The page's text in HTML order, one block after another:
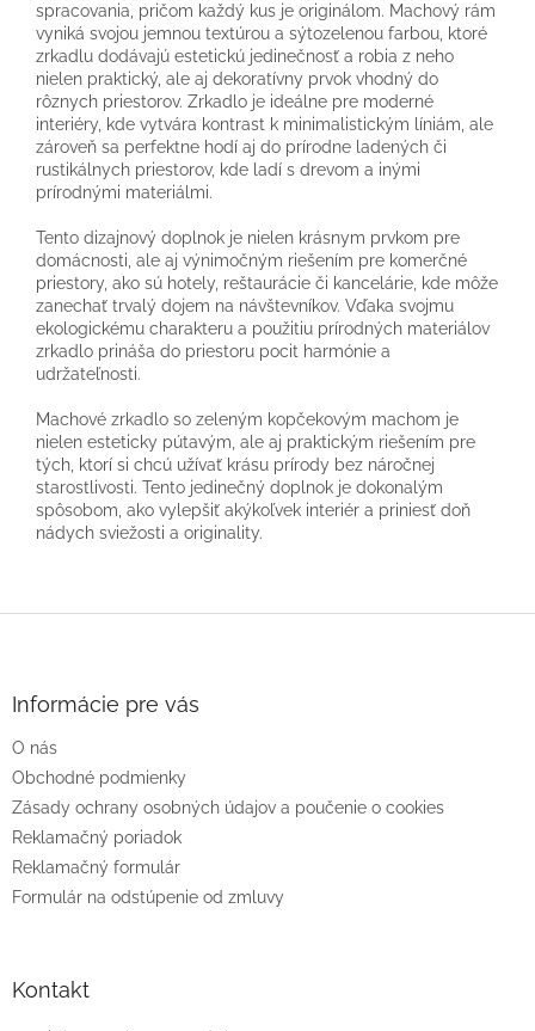
spracovania, pričom každý kus je originálom. Machový rám
vyniká svojou jemnou textúrou a sýtozelenou farbou, ktoré
zrkadlu dodávajú estetickú jedinečnosť a robia z neho
nielen praktický, ale aj dekoratívny prvok vhodný do
rôznych priestorov. Zrkadlo je ideálne pre moderné
interiéry, kde vytvára kontrast k minimalistickým líniám, ale
zároveň sa perfektne hodí aj do prírodne ladených či
rustikálnych priestorov, kde ladí s drevom a inými
prírodnými materiálmi.
Tento dizajnový doplnok je nielen krásnym prvkom pre
domácnosti, ale aj výnimočným riešením pre komerčné
priestory, ako sú hotely, reštaurácie či kancelárie, kde môže
zanechať trvalý dojem na návštevníkov. Vďaka svojmu
ekologickému charakteru a použitiu prírodných materiálov
zrkadlo prináša do priestoru pocit harmónie a
udržateľnosti.
Machové zrkadlo so zeleným kopčekovým machom je
nielen esteticky pútavým, ale aj praktickým riešením pre
tých, ktorí si chcú užívať krásu prírody bez náročnej
starostlivosti. Tento jedinečný doplnok je dokonalým
spôsobom, ako vylepšiť akýkoľvek interiér a priniesť doň
nádych sviežosti a originality.
e
Informácie pre vás
O nás
Obchodné podmienky
Zásady ochrany osobných údajov a poučenie o cookies
Reklamačný poriadok
Reklamačný formulár
Formulár na odstúpenie od zmluvy
Kontakt